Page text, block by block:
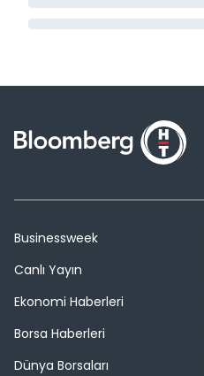
Businessweek
Canlı Yayın
Ekonomi Haberleri
Borsa Haberleri
Dünya Borsaları